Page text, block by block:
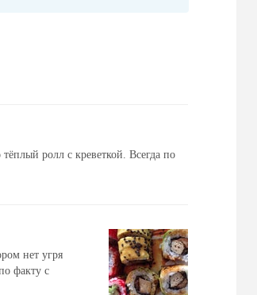
ролл с креветкой. Всегда по
нет угря
факту с